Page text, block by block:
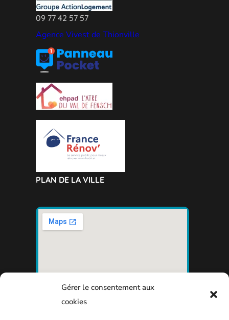
Gérer le consentement aux
cookies
09 77 42 57 57
Agence Vivest de Thionville
PLAN DE LA VILLE